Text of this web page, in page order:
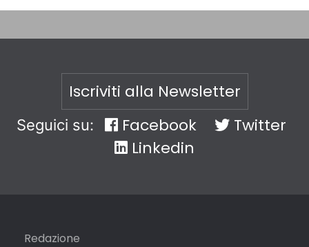
Iscriviti alla Newsletter
Seguici su: Facebook
Twitter
Linkedin
Redazione